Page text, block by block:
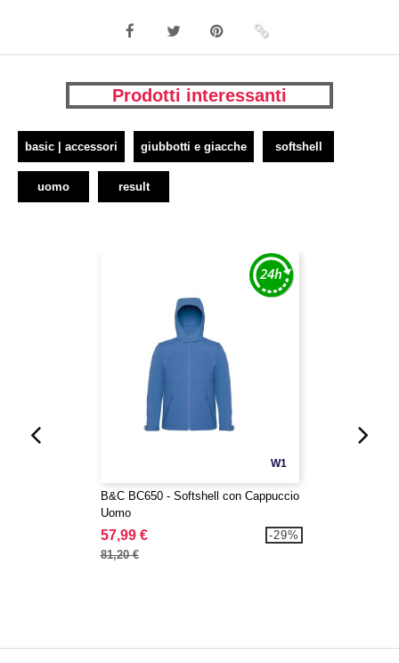
Prodotti interessanti
basic | accessori giubbotti e giacche softshell
uomo result
W1
B&C BC650 - Softshell con Cappuccio
Uomo
57,99 €
81,20 €
-29%